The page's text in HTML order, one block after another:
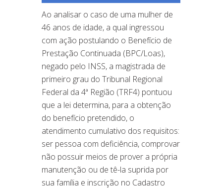
Ao analisar o caso de uma mulher de
46 anos de idade, a qual ingressou
com ação postulando o Benefício de
Prestação Continuada (BPC/Loas),
negado pelo INSS, a magistrada de
primeiro grau do Tribunal Regional
Federal da 4ª Região (TRF4) pontuou
que a lei determina, para a obtenção
do benefício pretendido, o
atendimento cumulativo dos requisitos:
ser pessoa com deficiência, comprovar
não possuir meios de prover a própria
manutenção ou de tê-la suprida por
sua família e inscrição no Cadastro